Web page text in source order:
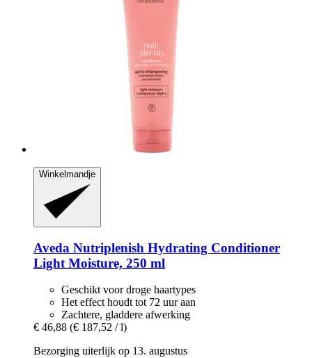
Winkelmandje
Aveda Nutriplenish Hydrating Conditioner
Light Moisture, 250 ml
Geschikt voor droge haartypes
Het effect houdt tot 72 uur aan
Zachtere, gladdere afwerking
€ 46,88 (€ 187,52 / l)
Bezorging uiterlijk op 13. augustus